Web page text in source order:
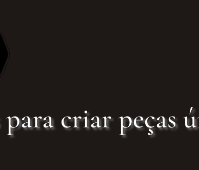
criar peças